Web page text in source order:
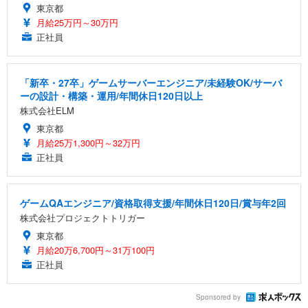
東京都
月給25万円～30万円
正社員
「新卒・27卒」ゲームサーバーエンジニア/未経験OK/サーバ
ーの設計・構築・運用/年間休日120日以上
株式会社ELM
東京都
月給25万1,300円～32万円
正社員
ゲームQAエンジニア/資格取得支援/年間休日120日/賞与年2回
株式会社プロジェクトトリガー
東京都
月給20万6,700円～31万100円
正社員
Sponsored by